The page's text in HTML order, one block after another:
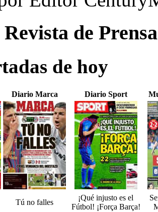
Revista de
de hoy
Diario Marca Diario Sport
Tú no falles
¡Qué injusto es el
Fútbol! ¡Força Barça!